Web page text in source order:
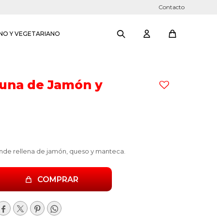
Y VEGETARIANO
Contacto
de Jamón y
rellena de jamón, queso y manteca.
COMPRAR
   